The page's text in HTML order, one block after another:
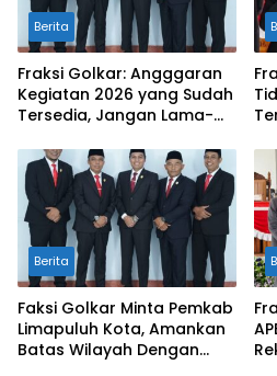
Berita
Fraksi Golkar: Angggaran
Kegiatan 2026 yang Sudah
Tersedia, Jangan Lama-
Daerah
Berita
Faksi Golkar Minta Pemkab
Limapuluh Kota, Amankan
Batas Wilayah Dengan